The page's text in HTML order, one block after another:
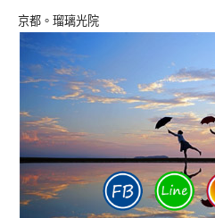
京都。瑠璃光院